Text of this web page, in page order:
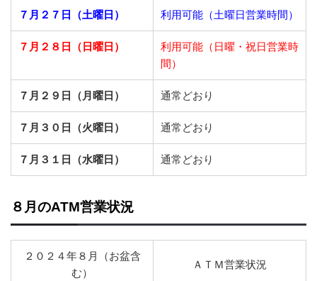
７月２７ 日（土曜日） 利用可能（土曜日営業時間）
７月２８日（日曜日）
利用可能（日曜・祝日営業時
間）
７月２９日（月曜日） 通常どおり
７月３０日（火曜日） 通常どおり
７月３１日（水曜日） 通常どおり
８月のATM営業状況
２０２４年８月（お盆含
む）
ＡＴＭ営業状況